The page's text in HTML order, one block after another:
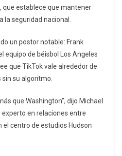
que establece que mantener
la seguridad nacional.
un postor notable: Frank
equipo de béisbol Los Angeles
que TikTok vale alrededor de
su algoritmo.
que Washington”, dijo Michael
en relaciones entre
el centro de estudios Hudson